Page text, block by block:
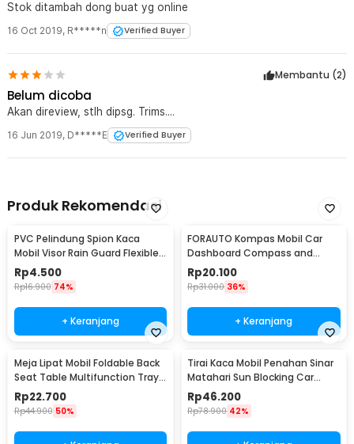
Stok ditambah dong buat yg online
16 Oct 2019, R*****n Verified Buyer
Membantu (2)
Belum dicoba
Akan direview, stlh dipsg. Trims....
16 Jun 2019, D*****E Verified Buyer
Produk Rekomendasi
PVC Pelindung Spion Kaca
Mobil Visor Rain Guard Flexible 2
PCS - BH030
Rp4.500
Rp16.900 74%
+ Keranjang
FORAUTO Kompas Mobil Car
Dashboard Compass and
Thermometer - C288-5
Rp20.100
Rp31.000 36%
+ Keranjang
Meja Lipat Mobil Foldable Back
Seat Table Multifunction Tray -
JH-924
Rp22.700
Rp44.900 50%
Tirai Kaca Mobil Penahan Sinar
Matahari Sun Blocking Car
Curtain 2 PCS - 851
Rp46.200
Rp78.900 42%